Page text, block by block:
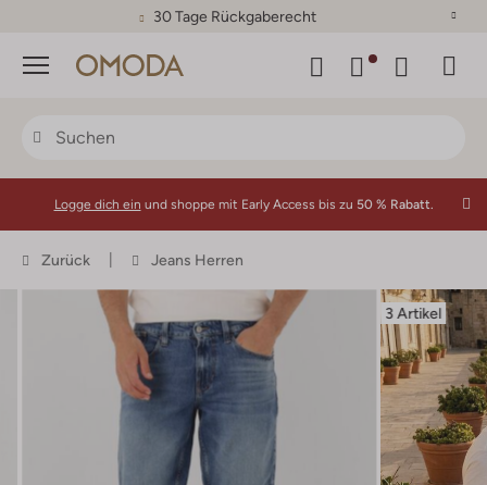
30 Tage Rückgaberecht
Menü
Logge dich ein und shoppe mit Early Access bis zu 50 % Rabatt.
Zurück Jeans Herren
3 Artikel